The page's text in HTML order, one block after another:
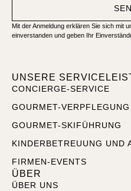
Mit der Anmeldung erklären Sie sich mit
einverstanden und geben Ihr
UNSERE
CONCIERGE-SERVICE
GOURMET-VERPFLEGUNG
GOURMET-SKIFÜHRUNG
KINDERBETREUUNG UND
FIRMEN-EVENTS
ÜBER
ÜBER UNS